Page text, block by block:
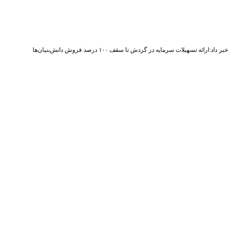
تسهیلات سرمایه در گردش تا سقف ۱۰۰ درصد فروش دانش‌بنیان‌ها